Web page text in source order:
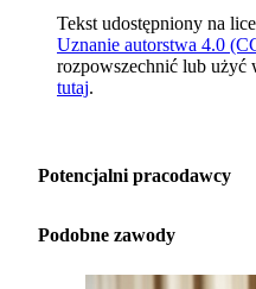
Tekst udostępniony na
Uznanie autorstwa 4.0
rozpowszechnić lub użyć
tutaj.
Potencjalni pracodawcy
Podobne zawody